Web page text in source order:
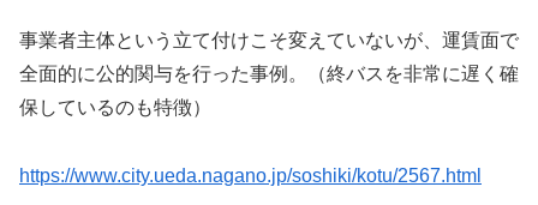
事業者主体という立て付けこそ変えていないが、運賃面で
全面的に公的関与を行った事例。（終バスを非常に遅く確
保しているのも特徴）
https://www.city.ueda.nagano.jp/soshiki/kotu/2567.html